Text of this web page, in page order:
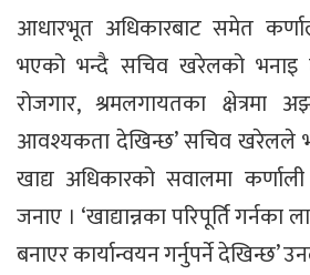
आधारभूत अधिकारबाट समेत
भएको भन्दै सचिव खरेलको भनाइ छ
रोजगार, श्रमलगायतका क्षेत्रमा
आवश्यकता देखिन्छ’ सचिव खरेलले
खाद्य अधिकारको सवालमा
जनाए । ‘खाद्यान्नका परिपूर्ति गर्नका
बनाएर कार्यान्वयन गर्नुपर्ने देखिन्छ’